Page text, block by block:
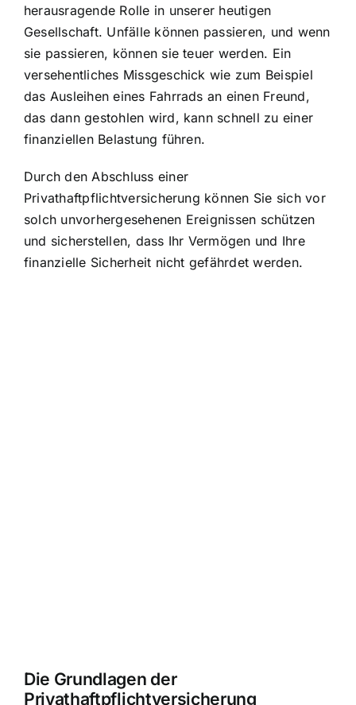
herausragende Rolle in unserer heutigen
Gesellschaft. Unfälle können passieren, und wenn
sie passieren, können sie teuer werden. Ein
versehentliches Missgeschick wie zum Beispiel
das Ausleihen eines Fahrrads an einen Freund,
das dann gestohlen wird, kann schnell zu einer
finanziellen Belastung führen.
Durch den Abschluss einer
Privathaftpflichtversicherung können Sie sich vor
solch unvorhergesehenen Ereignissen schützen
und sicherstellen, dass Ihr Vermögen und Ihre
finanzielle Sicherheit nicht gefährdet werden.
Die Grundlagen der
Privathaftpflichtversicherung